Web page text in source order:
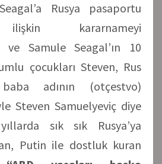
Rusya pasaportu
ilişkin kararnameyi
ve Samule Seagal’ın 10
çocukları Steven, Rus
adının (otçestvo)
Steven Samuelyeviç diye
sık sık Rusya’ya
Putin ile dostluk kuran